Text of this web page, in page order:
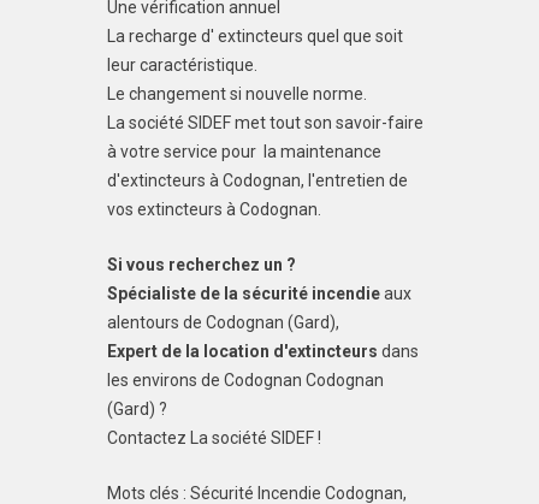
Une vérification annuel
La recharge d' extincteurs quel que soit
leur caractéristique.
Le changement si nouvelle norme.
La société SIDEF met tout son savoir-faire
à votre service pour la maintenance
d'extincteurs à Codognan, l'entretien de
vos extincteurs à Codognan.
Si vous recherchez un ?
Spécialiste de la sécurité incendieaux
alentours de Codognan (Gard),
Expert de la location d'extincteurs dans
les environs de Codognan Codognan
(Gard) ?
Contactez La société SIDEF !
Mots clés : Sécurité Incendie Codognan,